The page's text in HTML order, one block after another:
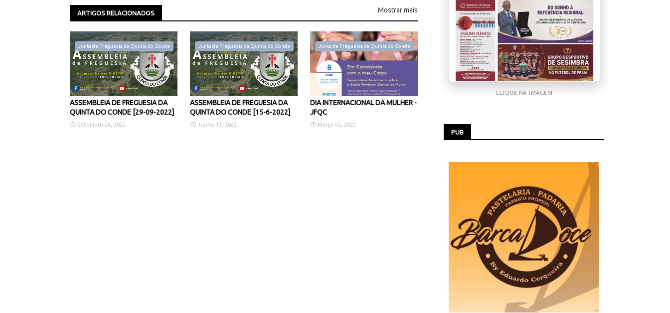
ARTIGOS RELACIONADOS Mostrar mais
Junta de Freguesia da Quinta do Conde
ASSEMBLEIA DE FREGUESIA DA
QUINTA DO CONDE [29-09-2022]
Setembro 26, 2022
Junta de Freguesia da Quinta do Conde
ASSEMBLEIA DE FREGUESIA DA
QUINTA DO CONDE [15-6-2022]
Junho 13, 2022
Junta de Freguesia da Quinta do Conde
DIA INTERNACIONAL DA MULHER -
JFQC
Março 05, 2022
CLIQUE NA IMAGEM
PUB